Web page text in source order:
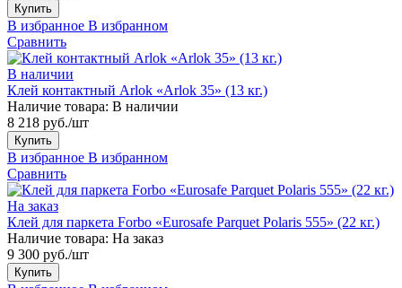
Купить
В избранное В избранном
Сравнить
В наличии
Клей контактный Arlok «Arlok 35» (13 кг.)
Наличие товара: В наличии
8 218 руб./шт
Купить
В избранное В избранном
Сравнить
На заказ
Клей для паркета Forbo «Eurosafe Parquet Polaris 555» (22 кг.)
Наличие товара: На заказ
9 300 руб./шт
Купить